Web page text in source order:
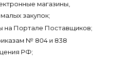
магазины,
закупок;
Портале Поставщиков;
№ 804 и 838
РФ;